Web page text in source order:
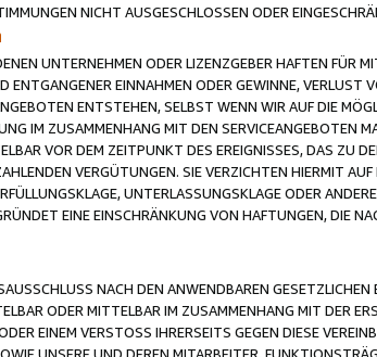
NICHT AUSGESCHLOSSEN ODER
UNTERNEHMEN ODER LIZENZGEBER HAFTEN FÜR
ENTGANGENER EINNAHMEN ODER GEWINNE, VERLUST
ENTSTEHEN, SELBST WENN WIR AUF DIE
IM ZUSAMMENHANG MIT DEN SERVICEANGEBOTEN
VOR DEM ZEITPUNKT DES EREIGNISSES, DAS ZU
VERGÜTUNGEN. SIE VERZICHTEN HIERMIT
UNTERLASSUNGSKLAGE ODER
EINE EINSCHRÄNKUNG VON HAFTUNGEN, DIE
NACH DEN ANWENDBAREN
ODER MITTELBAR IM ZUSAMMENHANG MIT DER
EINEM VERSTOSS IHRERSEITS GEGEN DIESE
UNSERE UND DEREN MITARBEITER,